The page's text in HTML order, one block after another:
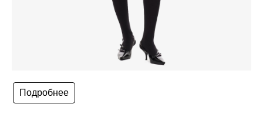
Подробнее